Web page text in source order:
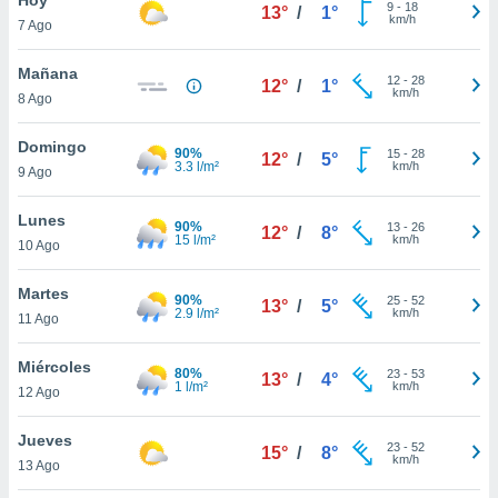
en
más
nuestra
de
cookies
aceptar
7 Ago
13° / 1° 9- 18
km/h
Mañana
8 Ago
12° / 1° 12- 28
km/h
Domingo
9 Ago
90%
3.3 l/m²
12° / 5° 15- 28
km/h
Lunes
10 Ago
90%
15 l/m²
12° / 8° 13- 26
km/h
Martes
11 Ago
90%
2.9 l/m²
13° / 5° 25- 52
km/h
Miércoles
12 Ago
80%
1 l/m²
13° / 4° 23- 53
km/h
Jueves
13 Ago
15° / 8° 23- 52
km/h